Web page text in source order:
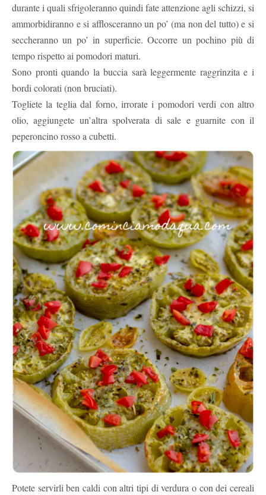
durante i quali sfrigoleranno quindi fate attenzione agli schizzi, si
ammorbidiranno e si afflosceranno un po’ (ma non del tutto) e si
seccheranno un po’ in superficie. Occorre un pochino più di
tempo rispetto ai pomodori maturi.
Sono pronti quando la buccia sarà leggermente raggrinzita e i
bordi colorati (non bruciati).
Togliete la teglia dal forno, irrorate i pomodori verdi con altro
olio, aggiungete un’altra spolverata di sale e guarnite con il
peperoncino rosso a cubetti.
Potete servirli ben caldi con altri tipi di verdura o con dei cereali